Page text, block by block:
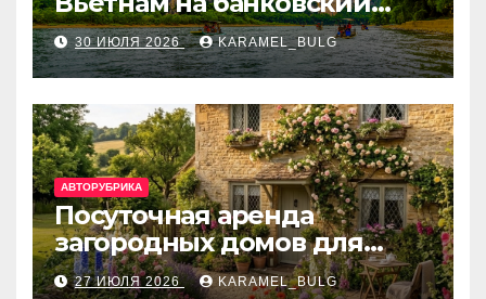
счёт: VietcomBank, BIDV,
Techcombank и другие
банки
30 ИЮЛЯ 2026 KARAMEL_BULG
АВТОРУБРИКА
Посуточная аренда
загородных домов для
отдыха
27 ИЮЛЯ 2026 KARAMEL_BULG